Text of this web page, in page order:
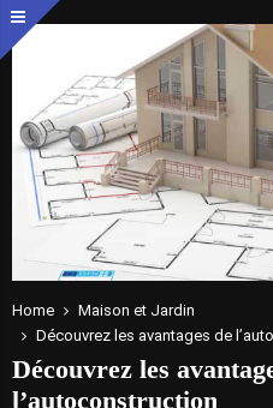
Home
Maison et Jardin
Découvrez les avantages de
Découvrez les
l’autoconstruction